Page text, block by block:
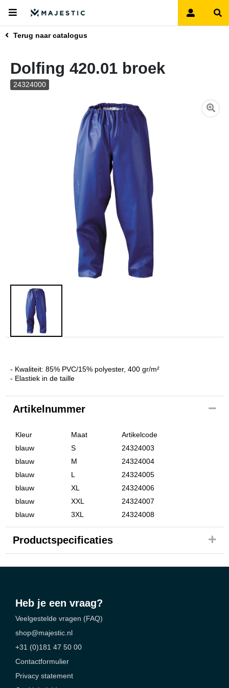
Terug naar catalogus
Dolfing 420.01 broek
24324000
- Kwaliteit: 85% PVC/15% polyester, 400 gr/m²
- Elastiek in de taille
Artikelnummer
Kleur Maat
Artikelcode
blauw
S
24324003
blauw
M
24324004
blauw
L
24324005
blauw
XL
24324006
blauw
XXL
24324007
blauw
3XL 24324008
Productspecificaties
Heb je een vraag?
Veelgestelde vragen (FAQ)
shop@majestic.nl
+31 (0)181 47 50 00
Contactformulier
Privacy statement